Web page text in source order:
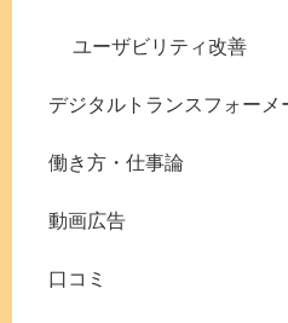
ユーザビリティ改善
デジタルトランスフォーメ
働き方・仕事論
動画広告
口コミ